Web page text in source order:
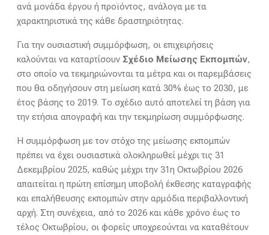
ανά μονάδα έργου ή προϊόντος, ανάλογα με τα
χαρακτηριστικά της κάθε δραστηριότητας.
Για την ουσιαστική συμμόρφωση, οι επιχειρήσεις
καλούνται να καταρτίσουν Σχέδιο Μείωσης Εκπομπών,
στο οποίο να τεκμηριώνονται τα μέτρα και οι παρεμβάσεις
που θα οδηγήσουν στη μείωση κατά 30% έως το 2030, με
έτος βάσης το 2019. Το σχέδιο αυτό αποτελεί τη βάση για
την ετήσια απογραφή και την τεκμηρίωση συμμόρφωσης.
Η συμμόρφωση με τον στόχο της μείωσης εκπομπών
πρέπει να έχει ουσιαστικά ολοκληρωθεί μέχρι τις 31
Δεκεμβρίου 2025, καθώς μέχρι την 31η Οκτωβρίου 2026
απαιτείται η πρώτη επίσημη υποβολή έκθεσης καταγραφής
και επαλήθευσης εκπομπών στην αρμόδια περιβαλλοντική
αρχή. Στη συνέχεια, από το 2026 και κάθε χρόνο έως το
τέλος Οκτωβρίου, οι φορείς υποχρεούνται να καταθέτουν